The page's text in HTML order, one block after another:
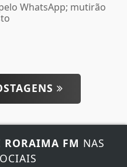
WhatsApp; mutirão
RORAIMA FM NAS
continuar o acesso,
NOSSOS TERMOS